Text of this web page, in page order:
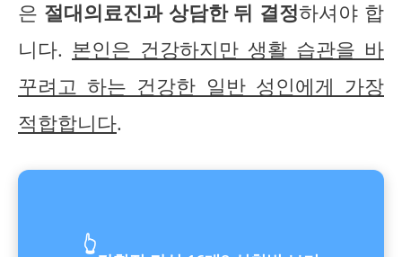
은 절대의료진과 상담한 뒤 결정하셔야 합
니다. 본인은 건강하지만 생활 습관을 바
꾸려고 하는 건강한 일반 성인에게 가장
적합합니다.
👆